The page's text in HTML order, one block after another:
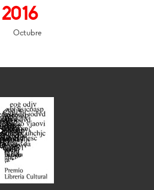
2016
Octubre